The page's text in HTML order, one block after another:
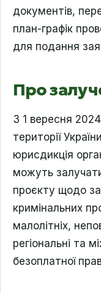
документів,
план-графік
для подання
Про
З 1 вересня 2024
території
юрисдикція
можуть
проєкту щодо
кримінальних
малолітніх,
регіональні та
безоплатної